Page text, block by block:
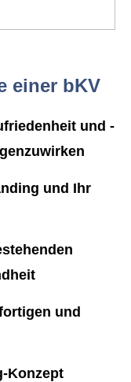
einer bKV
und -
und Ihr
und
Konzept